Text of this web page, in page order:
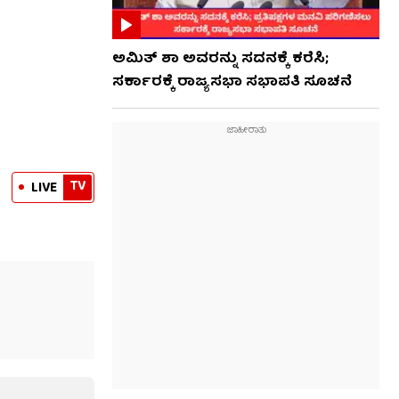
LIVE TV
ಅಮಿತ್ ಶಾ ಅವರನ್ನು ಸದನಕ್ಕೆ ಕರೆಸಿ;
ಸರ್ಕಾರಕ್ಕೆ ರಾಜ್ಯಸಭಾ ಸಭಾಪತಿ ಸೂಚನೆ